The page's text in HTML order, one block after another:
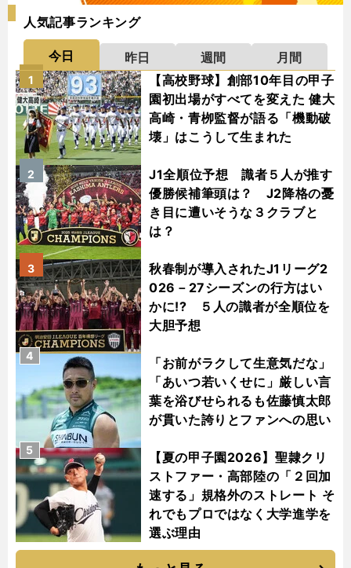
人気記事ランキング
今日 昨日 週間
月間
【高校野球】創部10年目の甲子
園初出場がすべてを変えた 健大
高崎・青栁監督が語る「機動破
壊」はこうして生まれた
1
J1全順位予想 識者５人が推す
優勝候補筆頭は？ J2降格の憂
き目に遭いそうな３クラブと
は？
2
秋春制が導入されたJ1リーグ2
026－27シーズンの行方はい
かに!? ５人の識者が全順位を
大胆予想
3
「お前がラクして生意気だな」
「あいつ若いくせに」厳しい言
葉を浴びせられるも佐藤慎太郎
が貫いた誇りとファンへの思い
4
【夏の甲子園2026】聖隷クリ
ストファー・高部陸の「２回加
速する」規格外のストレート そ
れでもプロではなく大学進学を
選ぶ理由
5